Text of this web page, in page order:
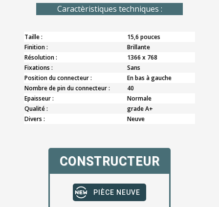
Caractèristiques techniques :
Taille :
15,6 pouces
Finition :
Brillante
Résolution :
1366 x 768
Fixations :
Sans
Position du connecteur :
En bas à gauche
Nombre de pin du connecteur :
40
Epaisseur :
Normale
Qualité :
grade A+
Divers :
Neuve
CONSTRUCTEUR
PIÈCE NEUVE